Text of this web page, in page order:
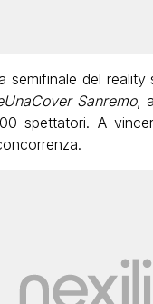
semifinale del
Sanremo,
spettatori. A